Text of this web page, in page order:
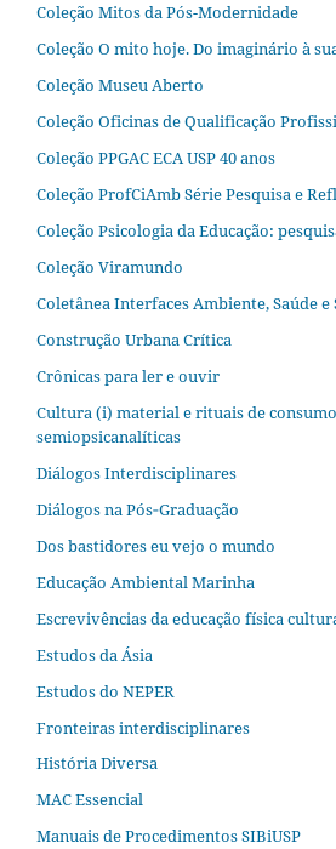
Coleção Mitos da Pós-Modernidade
Coleção O mito hoje. Do imaginário à
Coleção Museu Aberto
Coleção Oficinas de Qualificação
Coleção PPGAC ECA USP 40 anos
Coleção ProfCiAmb Série Pesquisa e
Coleção Psicologia da Educação:
Coleção Viramundo
Coletânea Interfaces Ambiente, Saúde
Construção Urbana Crítica
Crônicas para ler e ouvir
Cultura (i) material e rituais de
semiopsicanalíticas
Diálogos Interdisciplinares
Diálogos na Pós‐Graduação
Dos bastidores eu vejo o mundo
Educação Ambiental Marinha
Escrevivências da educação física
Estudos da Ásia​
Estudos do NEPER
Fronteiras interdisciplinares
História Diversa
MAC Essencial
Manuais de Procedimentos SIBiUSP